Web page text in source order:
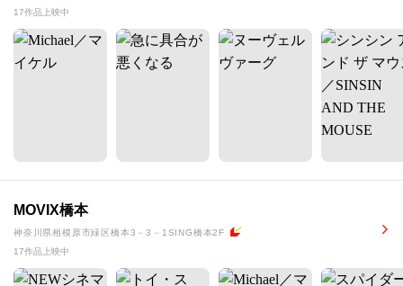
17作品上映中
MOVIX橋本
神奈川県相模原市緑区橋本3－3－1SING橋本2F
17作品上映中